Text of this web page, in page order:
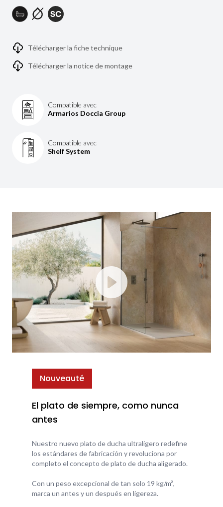
Télécharger la fiche technique
Télécharger la notice de montage
Compatible avec
Armarios Doccia Group
Compatible avec
Shelf System
Nouveauté
El plato de siempre, como nunca
antes
Nuestro nuevo plato de ducha ultraligero redefine
los estándares de fabricación y revoluciona por
completo el concepto de plato de ducha aligerado.
Con un peso excepcional de tan solo 19 kg/m²,
marca un antes y un después en ligereza.